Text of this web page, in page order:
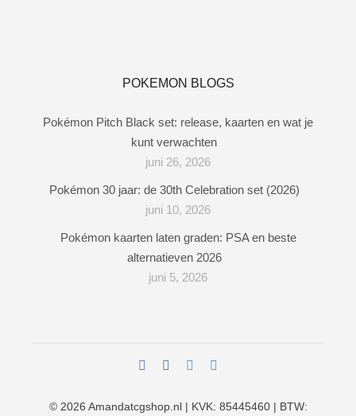
POKEMON BLOGS
Pokémon Pitch Black set: release, kaarten en wat je
kunt verwachten
juni 26, 2026
Pokémon 30 jaar: de 30th Celebration set (2026)
juni 10, 2026
Pokémon kaarten laten graden: PSA en beste
alternatieven 2026
juni 5, 2026
© 2026 Amandatcgshop.nl| KVK: 85445460 | BTW: